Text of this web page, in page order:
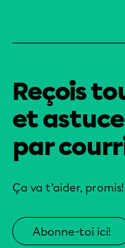
Reçois
et
par
Ça va t’aider, promis!
Abonne-toi ici!